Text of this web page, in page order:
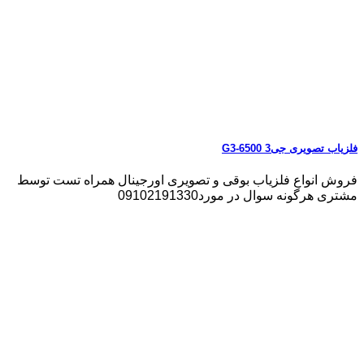
فلزیاب تصویری جی3 G3-6500
فروش انواع فلزیاب بوقی و تصویری اورجینال همراه تست توسط
مشتری هرگونه سوال در مورد09102191330